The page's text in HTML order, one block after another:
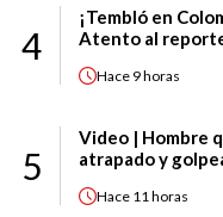
4
¡Tembló en
Atento al
Hace 9 horas
5
Video | Hombre
atrapado y
Hace 11 horas